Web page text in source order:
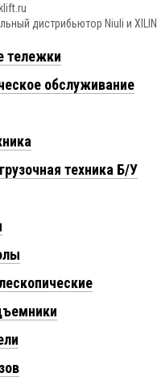
диcтрибьютор Niuli и XILIN
тележки
обслуживание
техника Б/У